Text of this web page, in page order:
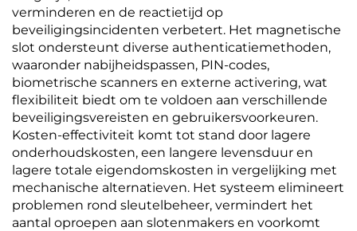
verminderen en de reactietijd op
beveiligingsincidenten verbetert. Het magnetische
slot ondersteunt diverse authenticatiemethoden,
waaronder nabijheidspassen, PIN-codes,
biometrische scanners en externe activering, wat
flexibiliteit biedt om te voldoen aan verschillende
beveiligingsvereisten en gebruikersvoorkeuren.
Kosten-effectiviteit komt tot stand door lagere
onderhoudskosten, een langere levensduur en
lagere totale eigendomskosten in vergelijking met
mechanische alternatieven. Het systeem elimineert
problemen rond sleutelbeheer, vermindert het
aantal oproepen aan slotenmakers en voorkomt